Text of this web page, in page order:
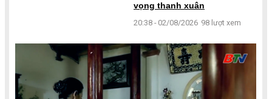
vọng thanh xuân
20:38 - 02/08/2026 98 lượt xem